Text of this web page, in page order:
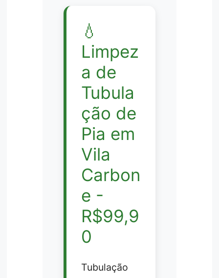
💧
Limpez
a de
Tubula
ção de
Pia em
Vila
Carbon
e -
R$99,9
0
Tubulação